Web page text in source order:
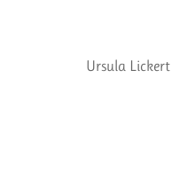
Ursula Lickert